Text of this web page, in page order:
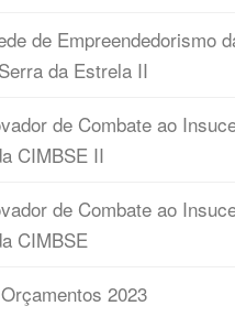
de Empreendedorismo
da Estrela II
de Combate ao
CIMBSE II
de Combate ao
CIMBSE
2023